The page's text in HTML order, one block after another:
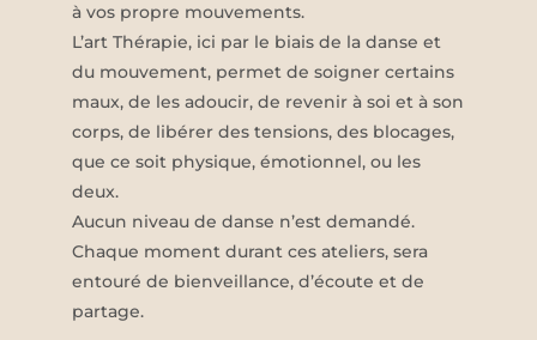
à vos propre mouvements.
L’art Thérapie, ici par le biais de la danse et
du mouvement, permet de soigner certains
maux, de les adoucir, de revenir à soi et à son
corps, de libérer des tensions, des blocages,
que ce soit physique, émotionnel, ou les
deux.
Aucun niveau de danse n’est demandé.
Chaque moment durant ces ateliers, sera
entouré de bienveillance, d’écoute et de
partage.